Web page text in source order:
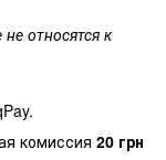
относятся к
комиссия 20 грн